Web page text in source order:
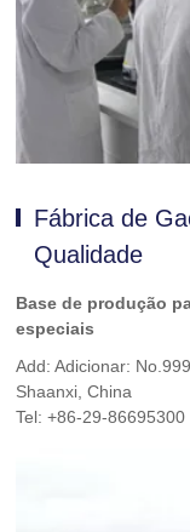
Fábrica de
Qualidade
Base de produção
especiais
Add: Adicionar:
Shaanxi, China
Tel: +86-29-86695300